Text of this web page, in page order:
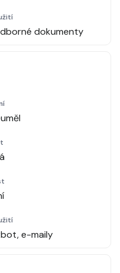
dokumenty
e-maily